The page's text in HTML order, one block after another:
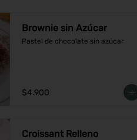
Brownie sin Azúcar
Pastel de chocolate sin azúcar
$4.900
Croissant Relleno